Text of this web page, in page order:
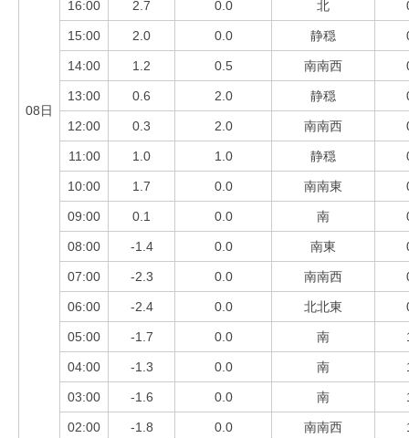
08日
16:00 2.7 0.0 北
15:00 2.0 0.0 静穏
14:00 1.2 0.5 南南西
13:00 0.6 2.0 静穏
12:00 0.3 2.0 南南西
11:00 1.0 1.0 静穏
10:00 1.7 0.0 南南東
09:00 0.1 0.0 南
08:00 -1.4 0.0 南東
07:00 -2.3 0.0 南南西
06:00 -2.4 0.0 北北東
05:00 -1.7 0.0 南
04:00 -1.3 0.0 南
03:00 -1.6 0.0 南
02:00 -1.8 0.0 南南西